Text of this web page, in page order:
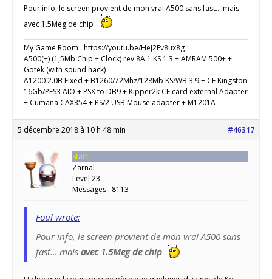
Pour info, le screen provient de mon vrai A500 sans fast… mais
avec 1.5Meg de chip
My Game Room : https://youtu.be/HeJ2Fv8ux8g
A500(+) (1,5Mb Chip + Clock) rev 8A.1 KS 1.3 + AMRAM 500+ +
Gotek (with sound hack)
A1200 2.0B Fixed + B1260/72Mhz/128Mb KS/WB 3.9 + CF Kingston
16Gb/PFS3 AIO + PSX to DB9 + Kipper2k CF card external Adapter
+ Cumana CAX354 + PS/2 USB Mouse adapter + M1201A
5 décembre 2018 à 10 h 48 min #46317
Staff
Zarnal
Level 23
Messages : 8113
Foul wrote:
Pour info, le screen provient de mon vrai A500 sans
fast… mais avec 1.5Meg de chip